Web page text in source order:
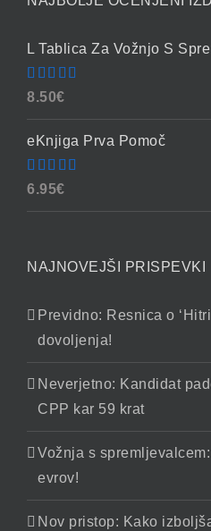
L Tablica Za Vožnjo S
Ocenjeno
8.50€
eKnjiga Prva Pomoč
Ocenjeno
6.95€
NAJNOVEJŠI PRISPEVKI
Previdno: Resnica o
dovoljenja!
Neverjetno: Kandidat
CPP kar 59 krat
Vožnja s
evrov!
Nov pristop: Kako